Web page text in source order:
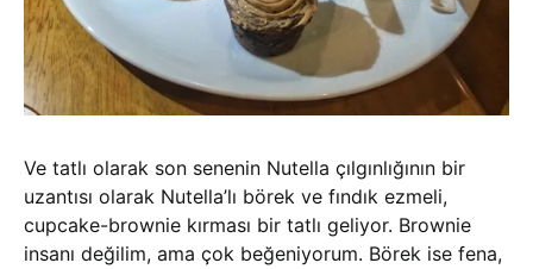
Ve tatlı olarak son senenin Nutella çılgınlığının bir
uzantısı olarak Nutella’lı börek ve fındık ezmeli,
cupcake-brownie kırması bir tatlı geliyor. Brownie
insanı değilim, ama çok beğeniyorum. Börek ise fena,